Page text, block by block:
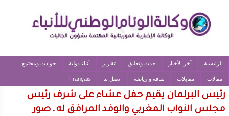
الرئيسية آخر الأخبار حدث وتعليق تقارير أنباء دولية حوادث ومجتمع
مقالات مقابلات ثقافة و رياضة اتصل بنا Français
رئيس البرلمان يقيم حفل عشاء على شرف رئيس
مجلس النواب المغربي والوفد المرافق له ـ صور